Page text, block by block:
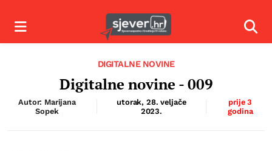
Izbornik
DIGITALNE NOVINE
Digitalne novine - 009
Autor: Marijana
Sopek
utorak, 28. veljače
2023.
prije 3
godina